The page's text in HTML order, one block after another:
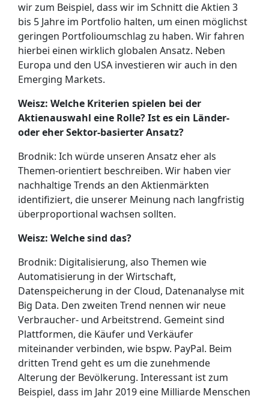
wir zum Beispiel, dass wir im Schnitt die Aktien 3
bis 5 Jahre im Portfolio halten, um einen möglichst
geringen Portfolioumschlag zu haben. Wir fahren
hierbei einen wirklich globalen Ansatz. Neben
Europa und den USA investieren wir auch in den
Emerging Markets.
Weisz: Welche Kriterien spielen bei der
Aktienauswahl eine Rolle? Ist es ein Länder-
oder eher Sektor-basierter Ansatz?
Brodnik: Ich würde unseren Ansatz eher als
Themen-orientiert beschreiben. Wir haben vier
nachhaltige Trends an den Aktienmärkten
identifiziert, die unserer Meinung nach langfristig
überproportional wachsen sollten.
Weisz: Welche sind das?
Brodnik: Digitalisierung, also Themen wie
Automatisierung in der Wirtschaft,
Datenspeicherung in der Cloud, Datenanalyse mit
Big Data. Den zweiten Trend nennen wir neue
Verbraucher- und Arbeitstrend. Gemeint sind
Plattformen, die Käufer und Verkäufer
miteinander verbinden, wie bspw. PayPal. Beim
dritten Trend geht es um die zunehmende
Alterung der Bevölkerung. Interessant ist zum
Beispiel, dass im Jahr 2019 eine Milliarde Menschen